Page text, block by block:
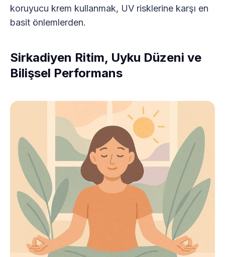
koruyucu krem kullanmak, UV risklerine karşı en
basit önlemlerden.
Sirkadiyen Ritim, Uyku Düzeni ve
Bilişsel Performans